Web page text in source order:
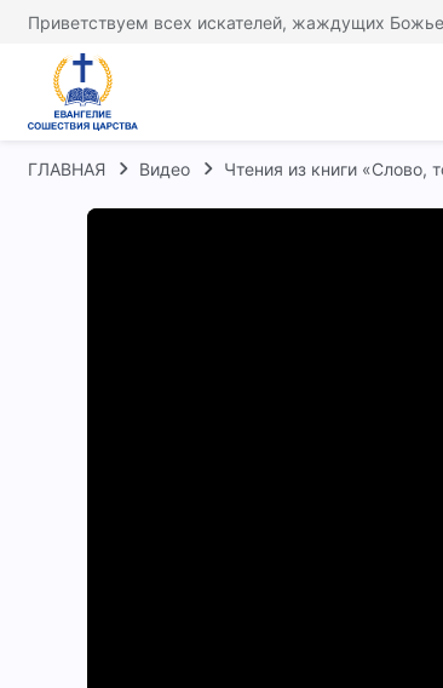
Приветствуем всех искателей, жаждущих
ГЛАВНАЯ Видео Чтения из книги «Слово,